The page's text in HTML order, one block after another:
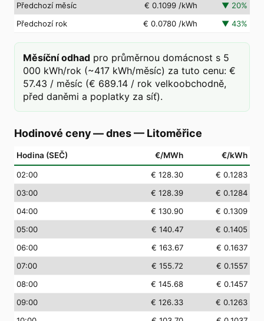
Předchozí měsíc
€ 0.1099 /kWh ▼ 20%
Předchozí rok
€ 0.0780 /kWh ▼ 43%
Měsíční odhad pro průměrnou domácnost s 5
000 kWh/rok (~417 kWh/měsíc) za tuto cenu: €
57.43 / měsíc (€ 689.14 / rok velkoobchodně,
před daněmi a poplatky za síť).
Hodinové ceny — dnes— Litoměřice
Hodina (SEČ) €/MWh €/kWh
02:00 € 128.30
€ 0.1283
03:00 € 128.39
€ 0.1284
04:00 € 130.90
€ 0.1309
05:00 € 140.47
€ 0.1405
06:00 € 163.67
€ 0.1637
07:00 € 155.72
€ 0.1557
08:00 € 145.68
€ 0.1457
09:00 € 126.33
€ 0.1263